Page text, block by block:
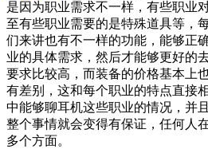
是因为职业需求不一样，有些职业
至有些职业需要的是特殊道具等，
们来讲也有不一样的功能，能够正
业的具体需求，然后才能够更好的
要求比较高，而装备的价格基本上
有差别，这和每个职业的特点直接
中能够聊耳机这些职业的情况，并
整个事情就会变得有保证，任何人
多个方面。